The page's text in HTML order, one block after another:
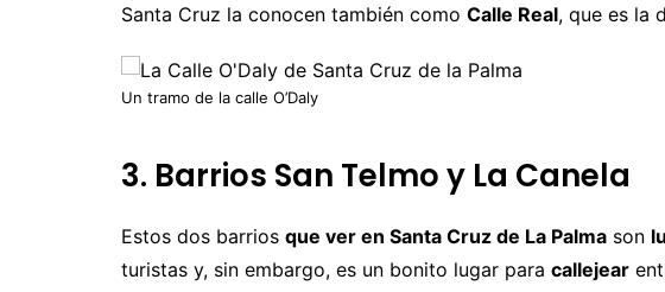
Santa Cruz la conocen también como Calle Real, que es la
Un tramo de la calle O’Daly
3. Barrios San Telmo y La Canela
Estos dos barrios que ver en Santa Cruz de La Palma son
turistas y, sin embargo, es un bonito lugar para callejear